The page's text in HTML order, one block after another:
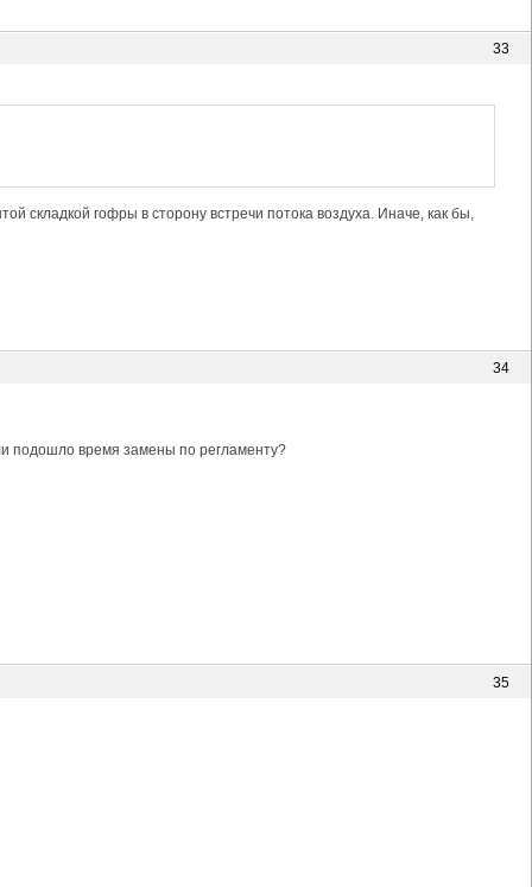
33
складкой гофры в сторону встречи потока воздуха. Иначе, как бы,
34
подошло время замены по регламенту?
35